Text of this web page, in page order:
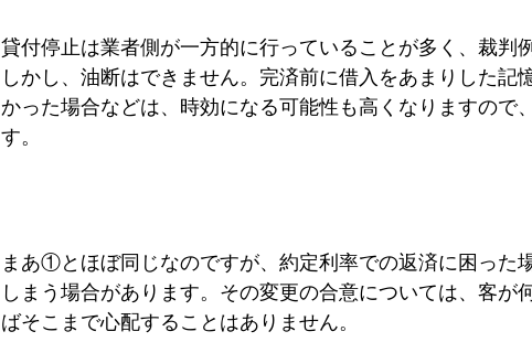
貸付停止は業者側が一方的に行っていることが多く、裁判
しかし、油断はできません。完済前に借入をあまりした記
かった場合などは、時効になる可能性も高くなりますので
す。
まあ①とほぼ同じなのですが、約定利率での返済に困った
しまう場合があります。その変更の合意については、客が
ばそこまで心配することはありません。